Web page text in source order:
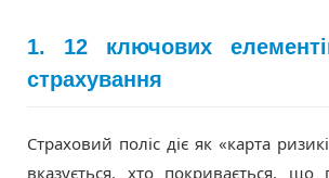
1. 12 ключових
страхування
Страховий поліс діє як «карта
вказується, хто покривається, що